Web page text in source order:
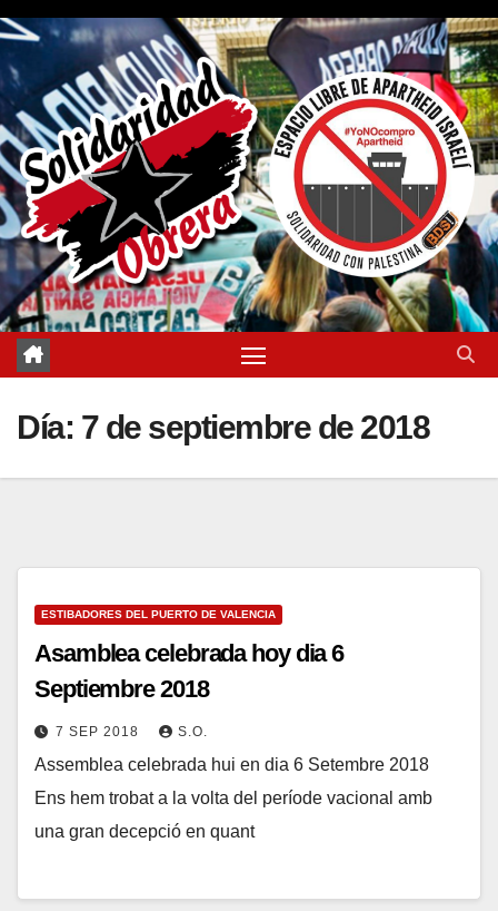
Saltar
contenido
Día: 7 de septiembre de 2018
ESTIBADORES DEL PUERTO DE VALENCIA
Asamblea celebrada hoy dia 6
Septiembre 2018
7 SEP 2018 S.O.
Assemblea celebrada hui en dia 6 Setembre 2018
Ens hem trobat a la volta del període vacional amb
una gran decepció en quant